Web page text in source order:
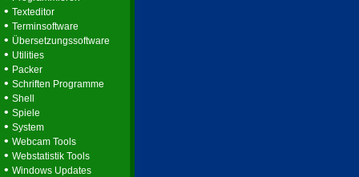
• Texteditor
• Terminsoftware
• Übersetzungssoftware
• Utilities
• Packer
• Schriften Programme
• Shell
• Spiele
• System
• Webcam Tools
• Webstatistik Tools
• Windows Updates